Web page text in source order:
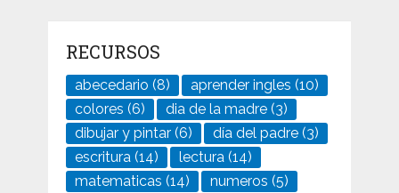
RECURSOS
abecedario (8) aprender ingles (10)
colores (6) dia de la madre (3)
dibujar y pintar (6) día del padre (3)
escritura (14) lectura (14)
matematicas (14) numeros (5)